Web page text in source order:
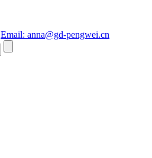
Email: anna@gd-pengwei.cn